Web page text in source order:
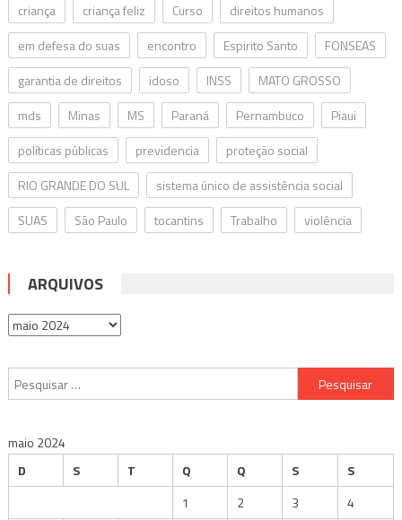
criança
criança feliz Curso
direitos humanos
em defesa do suas
encontro Espirito Santo
FONSEAS
garantia de direitos
idoso INSS
MATO GROSSO
mds
Minas MS Paraná Pernambuco
Piaui
políticas públicas
previdencia
proteção social
RIO GRANDE DO SUL
sistema único de assistência social
SUAS
São Paulo tocantins Trabalho violência
ARQUIVOS
Arquivos
Pesquisar
por:
maio 2024
D
S T Q Q S
S
1
2 3 4